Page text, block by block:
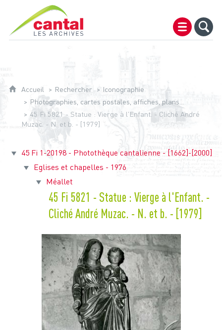
Archives du Cantal
Accueil Rechercher
Iconographie
Photographies, cartes postales, affiches, plans...
45 Fi 5821 - Statue : Vierge à l'Enfant. - Cliché André
Muzac. - N. et b. - [1979]
45 Fi 1-20198 - Photothèque cantalienne - [1662]-[2000]
Eglises et chapelles - 1976
Méallet
45 Fi 5821 - Statue : Vierge à l'Enfant. -
Cliché André Muzac. - N. et b. - [1979]